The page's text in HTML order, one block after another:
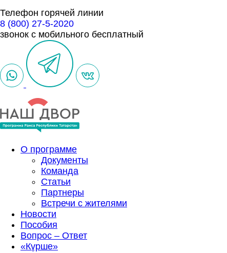
Телефон горячей линии
8 (800) 27-5-2020
звонок с мобильного бесплатный
О программе
Документы
Команда
Статьи
Партнеры
Встречи с жителями
Новости
Пособия
Вопрос – Ответ
«Күрше»